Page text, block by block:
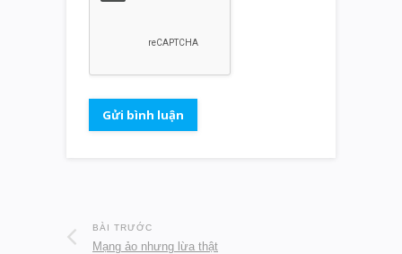
BÀI TRƯỚC
Mạng ảo nhưng lừa thật